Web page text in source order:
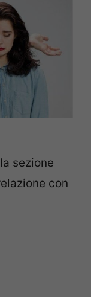
sezione
con